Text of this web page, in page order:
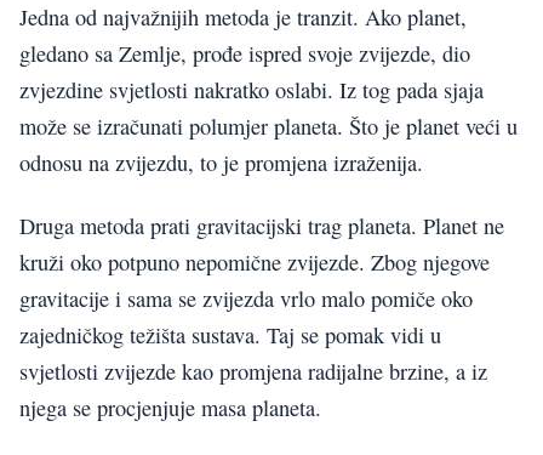
Jedna od najvažnijih metoda je tranzit. Ako planet,
gledano sa Zemlje, prođe ispred svoje zvijezde, dio
zvjezdine svjetlosti nakratko oslabi. Iz tog pada sjaja
može se izračunati polumjer planeta. Što je planet veći u
odnosu na zvijezdu, to je promjena izraženija.
Druga metoda prati gravitacijski trag planeta. Planet ne
kruži oko potpuno nepomične zvijezde. Zbog njegove
gravitacije i sama se zvijezda vrlo malo pomiče oko
zajedničkog težišta sustava. Taj se pomak vidi u
svjetlosti zvijezde kao promjena radijalne brzine, a iz
njega se procjenjuje masa planeta.